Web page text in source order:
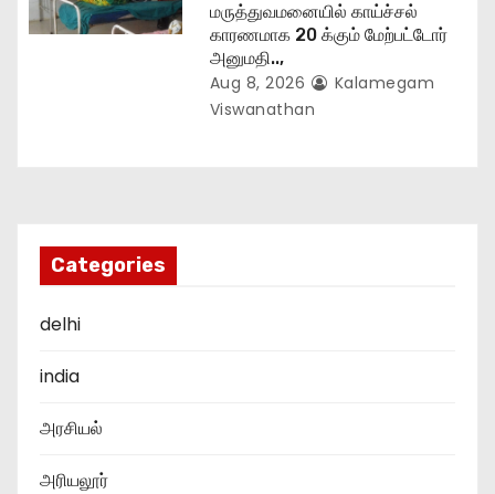
மருத்துவமனையில் காய்ச்சல்
காரணமாக 20 க்கும் மேற்பட்டோர்
அனுமதி..,
Aug 8, 2026
Kalamegam
Viswanathan
Categories
delhi
india
அரசியல்
அரியலூர்